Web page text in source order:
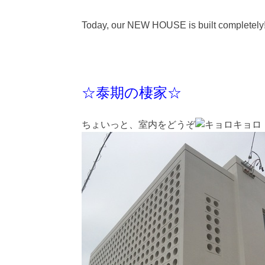
Today, our NEW HOUSE is built
☆泰期の棲家☆
ちょいっと、室内をどうぞ